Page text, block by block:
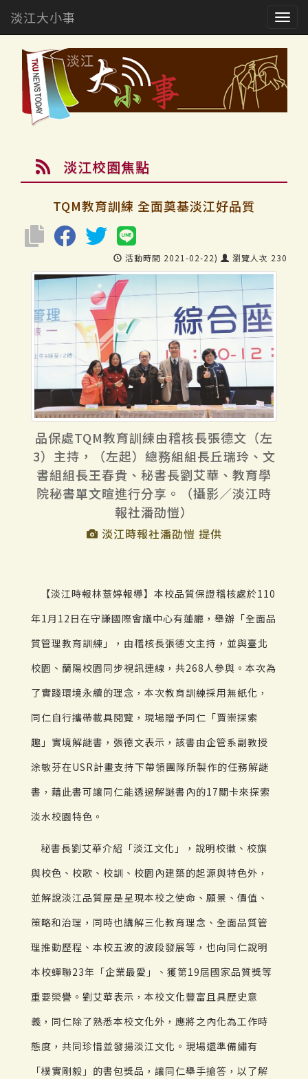
淡江大小事
淡江校園焦點
TQM教育訓練 全面奠基淡江好品質
活動時間 2021-02-22) 瀏覽人次 230
品保處TQM教育訓練由稽核長張德文（左
3）主持，（左起）總務組組長丘瑞玲、文
書組組長王春貴、秘書長劉艾華、教育學
院秘書單文暄進行分享。（攝影／淡江時
報社潘劭愷）
淡江時報社潘劭愷 提供
【淡江時報林薏婷報導】本校品質保證稽核處於110
年1月12日在守謙國際會議中心有蓮廳，舉辦「全面品
質管理教育訓練」，由稽核長張德文主持，並與臺北
校園、蘭陽校園同步視訊連線，共268人參與。本次為
了實踐環境永續的理念，本次教育訓練採用無紙化，
同仁自行攜帶載具閱覽，現場贈予同仁「賈崇探索
趣」實境解謎書，張德文表示，該書由企管系副教授
涂敏芬在USR計畫支持下帶領團隊所製作的任務解謎
書，藉此書可讓同仁能透過解謎書內的17關卡來探索
淡水校園特色。
秘書長劉艾華介紹「淡江文化」，說明校徽、校旗
與校色、校歌、校訓、校園內建築的起源與特色外，
並解說淡江品質屋是呈現本校之使命、願景、價值、
策略和治理，同時也講解三化教育理念、全面品質管
理推動歷程、本校五波的波段發展等，也向同仁說明
本校蟬聯23年「企業最愛」、獲第19屆國家品質獎等
重要榮譽。劉艾華表示，本校文化豐富且具歷史意
義，同仁除了熟悉本校文化外，應將之內化為工作時
態度，共同珍惜並發揚淡江文化。現場還準備繡有
「樸實剛毅」的書包獎品，讓同仁舉手搶答，以了解